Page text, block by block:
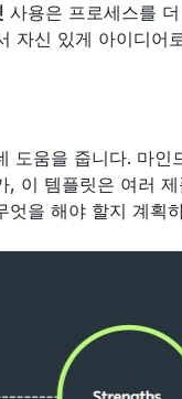
사용은 프로세스를
자신 있게 아이디어
움을 줍니다. 마
이 템플릿은 여러
을 해야 할지 계획